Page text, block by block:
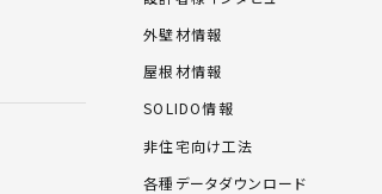
外壁材情報
屋根材情報
SOLIDO情報
非住宅向け工法
各種データダウンロード